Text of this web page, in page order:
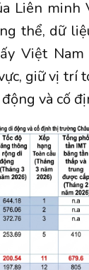
Liên minh
thể, dữ
Việt
giữ vị trí
và cố